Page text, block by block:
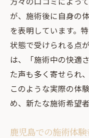
が、施術後に自身の
を表明しています。
状態で受けられる点
は、「施術中の快適
た声も多く寄せられ
このような実際の体
め、新たな施術希望
鹿児島での施術体験